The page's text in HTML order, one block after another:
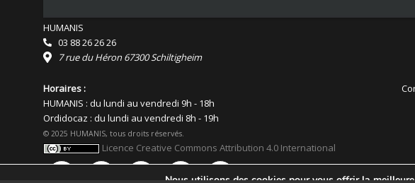
HUMANIS
03 88 26 26 26
7 rue du Héron 67300 Schiltigheim
Horaires :
HUMANIS : du lundi au vendredi 9h - 18h
Ordidocaz : du lundi au vendredi 8h - 19h
© 2025 HUMANIS, tous droits réservés.
Licence Creative Commons Attribution 4.0 International
Nous utilisons des cookies pour vous offrir la